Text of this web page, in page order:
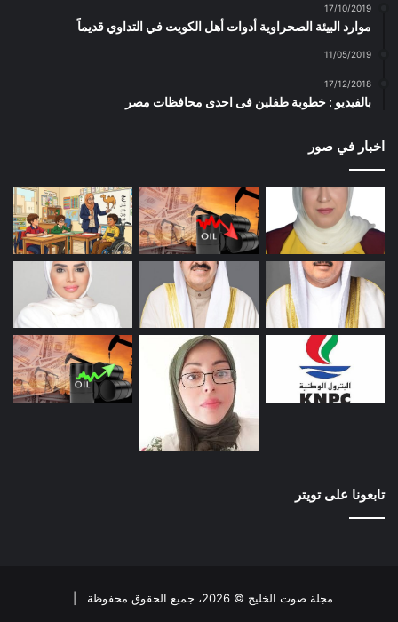
17/10/2019
موارد البيئة الصحراوية أدوات أهل الكويت في التداوي قديماً
11/05/2019
17/12/2018
بالفيديو : خطوبة طفلين فى احدى محافظات مصر
اخبار في صور
تابعونا على تويتر
مجلة صوت الخليج © 2026، جميع الحقوق محفوظة |